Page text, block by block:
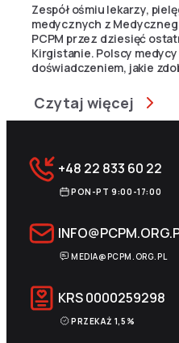
Zespół ośmiu lekarzy,
medycznych z
PCPM przez dziesięć
Kirgistanie. Polscy
doświadczeniem, jakie
Czytaj więcej
+48 22 833 60 22
PON-PT 9:00-17:00
MEDIA@PCPM.ORG.PL
KRS0000259298
PRZEKAŻ 1,5%